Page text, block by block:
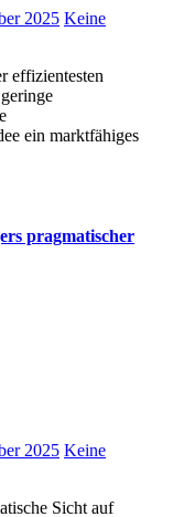
2025 Keine
e‬in marktfähiges
pragmatischer
2025 Keine